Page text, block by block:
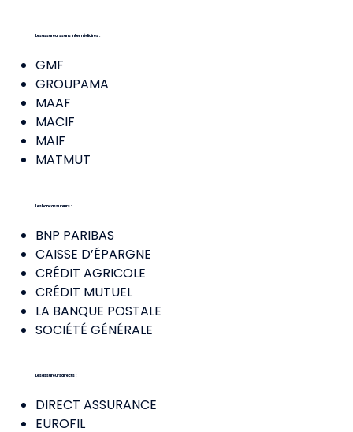
Les assureurs sans intermédiaires :
GMF
GROUPAMA
MAAF
MACIF
MAIF
MATMUT
Les bancassureurs :
BNP PARIBAS
CAISSE D’ÉPARGNE
CRÉDIT AGRICOLE
CRÉDIT MUTUEL
LA BANQUE POSTALE
SOCIÉTÉ GÉNÉRALE
Les assureurs directs :
DIRECT ASSURANCE
EUROFIL